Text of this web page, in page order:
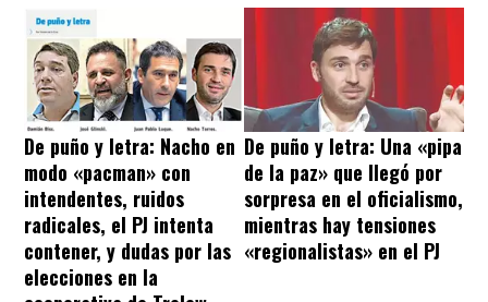
De puño y letra: Nacho en
modo «pacman» con
intendentes, ruidos
radicales, el PJ intenta
contener, y dudas por las
elecciones en la
De puño y letra: Una «pipa
de la paz» que llegó por
sorpresa en el oficialismo,
mientras hay tensiones
«regionalistas» en el PJ